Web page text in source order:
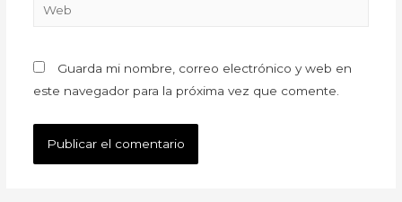
Guarda mi nombre, correo electrónico y web en
este navegador para la próxima vez que comente.